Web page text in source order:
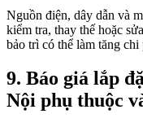
Nguồn điện, dây dẫn và
kiểm tra, thay thế hoặc
bảo trì có thể làm tăng chi
9. Báo giá lắp
Nội phụ thuộc